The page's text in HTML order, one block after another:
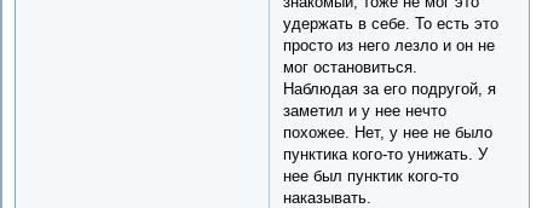
удержать в себе. То есть это
просто из него лезло и он не
мог остановиться.
Наблюдая за его подругой, я
заметил и у нее нечто
похожее. Нет, у нее не было
пунктика кого-то унижать. У
нее был пунктик кого-то
наказывать.